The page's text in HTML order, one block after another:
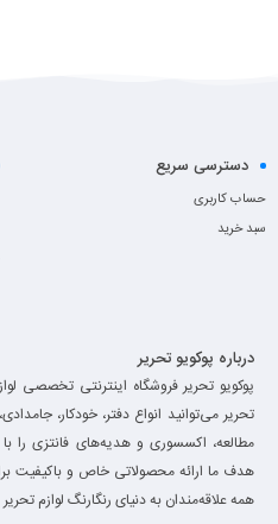
دسترسی سریع
حساب کاربری
سبد خرید
درباره پوکویو تحریر
پوکویو تحریر فروشگاه اینترنتی تخصصی
تحریر می‌توانید انواع دفتر، خودکار،
مطالعه، اکسسوری و هدیه‌های فانتزی را
هدف ما ارائه محصولاتی خاص و باکیفیت
همه علاقه‌مندان به دنیای رنگارنگ لوازم